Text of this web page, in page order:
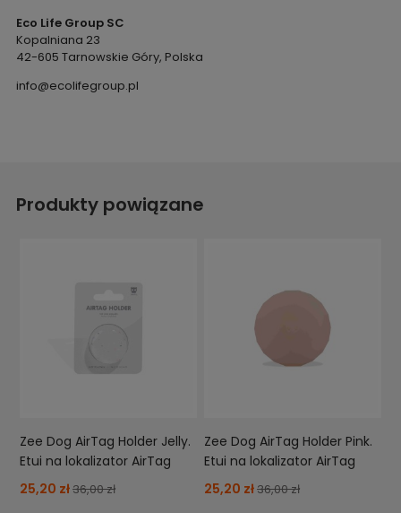
Eco Life Group SC
Kopalniana 23
42-605 Tarnowskie Góry, Polska
info@ecolifegroup.pl
Produkty powiązane
Zee Dog AirTag Holder Jelly.
Etui na lokalizator AirTag
25,20 zł36,00 zł
Zee Dog AirTag Holder Pink.
Etui na lokalizator AirTag
25,20 zł36,00 zł